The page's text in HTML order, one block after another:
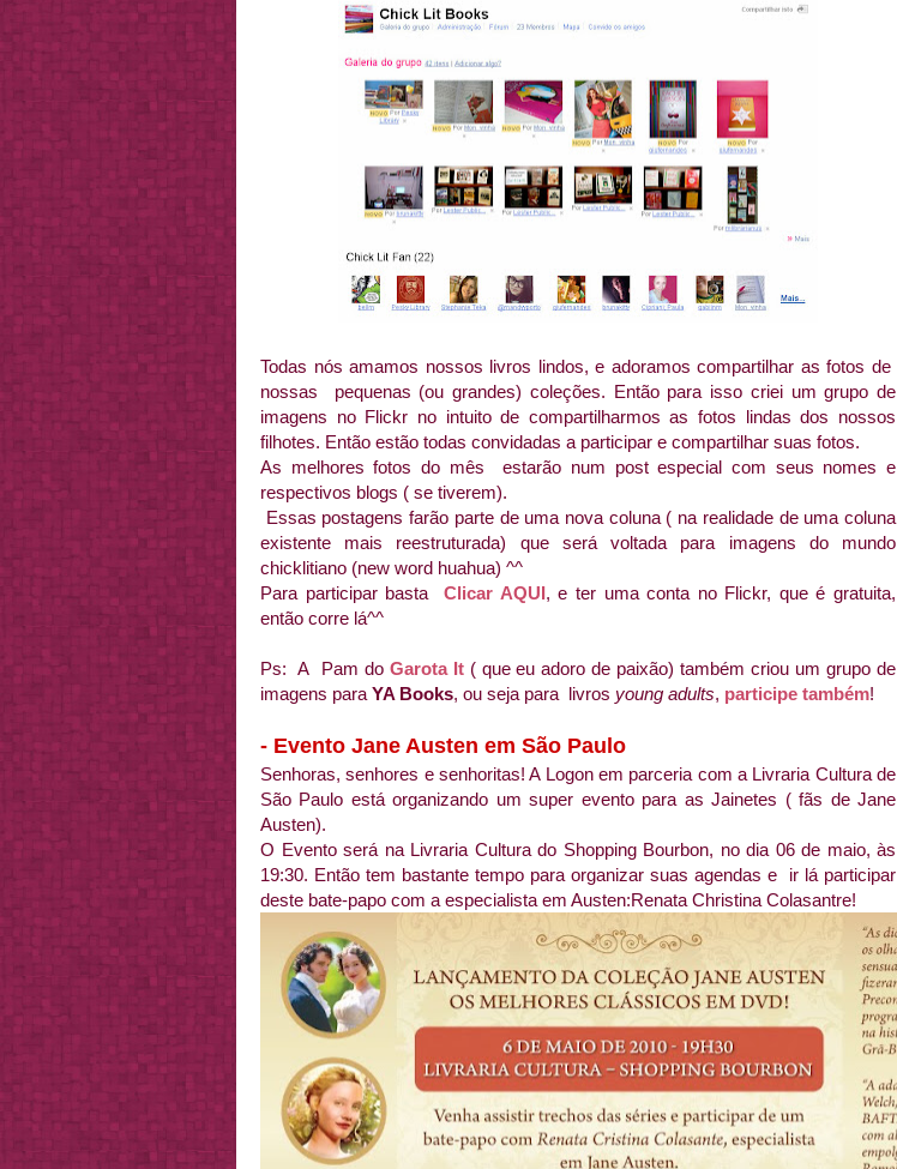
Todas nós amamos nossos livros lindos, e adoramos compartilhar as fotos de
nossas pequenas (ou grandes) coleções. Então para isso criei um grupo de
imagens no Flickr no intuito de compartilharmos as fotos lindas dos nossos
filhotes. Então estão todas convidadas a participar e compartilhar suas fotos.
As melhores fotos do mês estarão num post especial com seus nomes e
respectivos blogs ( se tiverem).
Essas postagens farão parte de uma nova coluna ( na realidade de uma coluna
existente mais reestruturada) que será voltada para imagens do mundo
chicklitiano (new word huahua) ^^
Para participar bastaClicar AQUI, e ter uma conta no Flickr, que é gratuita,
então corre lá^^
Ps: A Pam do Garota It( que eu adoro de paixão) também criou um grupo de
imagens para YA Books, ou seja para livros young adults, participe também!
- Evento Jane Austen em São Paulo
Senhoras, senhores e senhoritas! A Logon em parceria com a Livraria Cultura de
São Paulo está organizando um super evento para as Jainetes ( fãs de Jane
Austen).
O Evento será na Livraria Cultura do Shopping Bourbon, no dia 06 de maio, às
19:30. Então tem bastante tempo para organizar suas agendas e ir lá participar
deste bate-papo com a especialista em Austen:Renata Christina Colasantre!